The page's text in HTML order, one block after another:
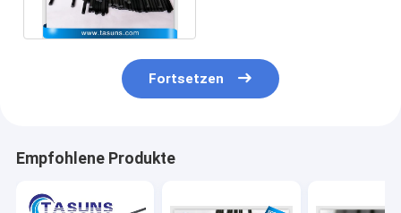
Fortsetzen
Empfohlene Produkte